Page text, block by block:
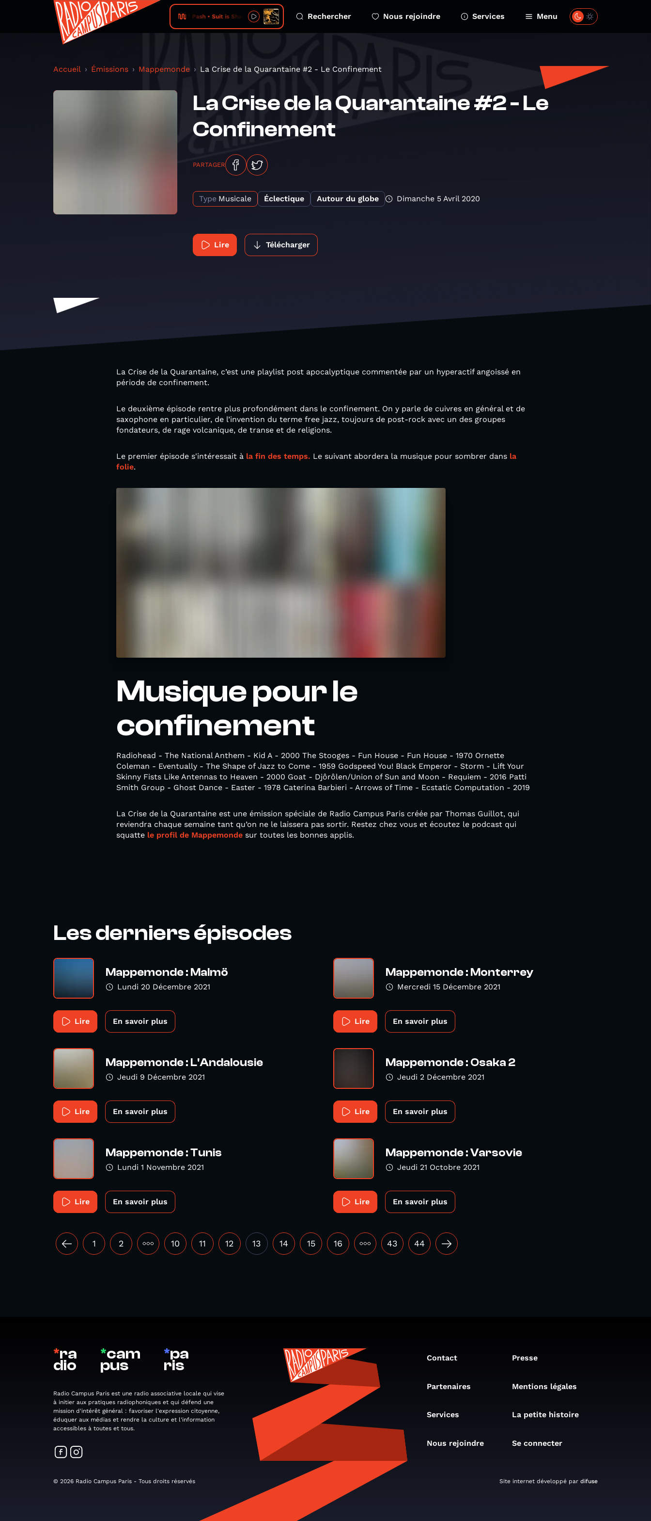
Good Pash • Suit is Sharp, Heart No Good Rechercher Nous rejoindre Services Menu
Accueil Émissions Mappemonde La Crise de la Quarantaine #2 - Le Confinement
La Crise de la Quarantaine #2 - Le
Confinement
PARTAGER
Type Musicale Éclectique Autour du globe Dimanche 5 Avril 2020
Lire Télécharger
La Crise de la Quarantaine, c’est une playlist post apocalyptique commentée par un hyperactif angoissé en
période de confinement.
Le deuxième épisode rentre plus profondément dans le confinement. On y parle de cuivres en général et de
saxophone en particulier, de l’invention du terme free jazz, toujours de post-rock avec un des groupes
fondateurs, de rage volcanique, de transe et de religions.
Le premier épisode s'intéressait à la fin des temps. Le suivant abordera la musique pour sombrer dans la
folie.
Musique pour le
confinement
Radiohead - The National Anthem - Kid A - 2000 The Stooges - Fun House - Fun House - 1970 Ornette
Coleman - Eventually - The Shape of Jazz to Come - 1959 Godspeed You! Black Emperor - Storm - Lift Your
Skinny Fists Like Antennas to Heaven - 2000 Goat - Djôrôlen/Union of Sun and Moon - Requiem - 2016 Patti
Smith Group - Ghost Dance - Easter - 1978 Caterina Barbieri - Arrows of Time - Ecstatic Computation - 2019
La Crise de la Quarantaine est une émission spéciale de Radio Campus Paris créée par Thomas Guillot, qui
reviendra chaque semaine tant qu’on ne le laissera pas sortir. Restez chez vous et écoutez le podcast qui
squatte le profil de Mappemonde sur toutes les bonnes applis.
Les derniers épisodes
Mappemonde : Malmö
Lundi 20 Décembre 2021
Lire En savoir plus
Mappemonde : Monterrey
Mercredi 15 Décembre 2021
Lire En savoir plus
Mappemonde : L'Andalousie
Jeudi 9 Décembre 2021
Lire En savoir plus
Mappemonde : Osaka 2
Jeudi 2 Décembre 2021
Lire En savoir plus
Mappemonde : Tunis
Lundi 1 Novembre 2021
Lire En savoir plus
Mappemonde : Varsovie
Jeudi 21 Octobre 2021
Lire En savoir plus
1 2 ••• 10 11 12 13 14 15 16 ••• 43 44
*ra
dio
*cam
pus
*pa
ris
Radio Campus Paris est une radio associative locale qui vise
à initier aux pratiques radiophoniques et qui défend une
mission d'intérêt général : favoriser l'expression citoyenne,
éduquer aux médias et rendre la culture et l'information
accessibles à toutes et tous.
Contact Presse
Partenaires Mentions légales
Services La petite histoire
Nous rejoindre Se connecter
© 2026 Radio Campus Paris - Tous droits réservés Site internet développé par difuse